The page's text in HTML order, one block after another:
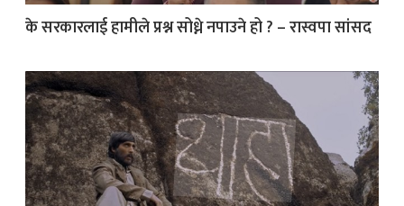
के सरकारलाई हामीले प्रश्न सोध्ने नपाउने हो ? – रास्वपा सांसद